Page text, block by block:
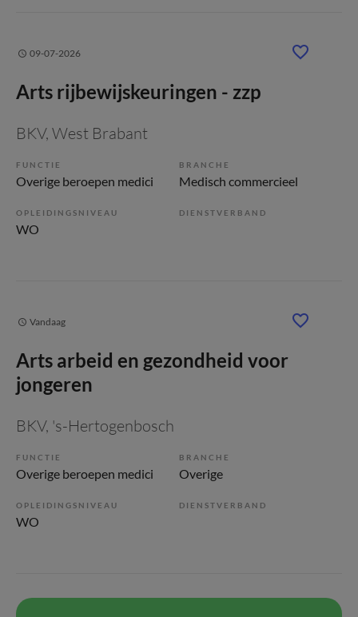
09-07-2026
Arts rijbewijskeuringen - zzp
BKV, West Brabant
FUNCTIE
Overige beroepen medici
BRANCHE
Medisch commercieel
OPLEIDINGSNIVEAU
WO
DIENSTVERBAND
Vandaag
Arts arbeid en gezondheid voor
jongeren
BKV, 's-Hertogenbosch
FUNCTIE
Overige beroepen medici
BRANCHE
Overige
OPLEIDINGSNIVEAU
WO
DIENSTVERBAND